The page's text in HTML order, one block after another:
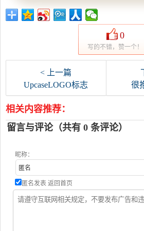
0
写的不错，赞一个！
< 上一篇
UpcaseLOGO标志
很
相关内容推荐：
留言与评论（共有 0 条评论）
昵称：
匿名发表 返回首页